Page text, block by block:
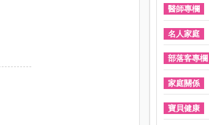
醫師專欄
名人家庭
部落客專欄
家庭關係
寶貝健康